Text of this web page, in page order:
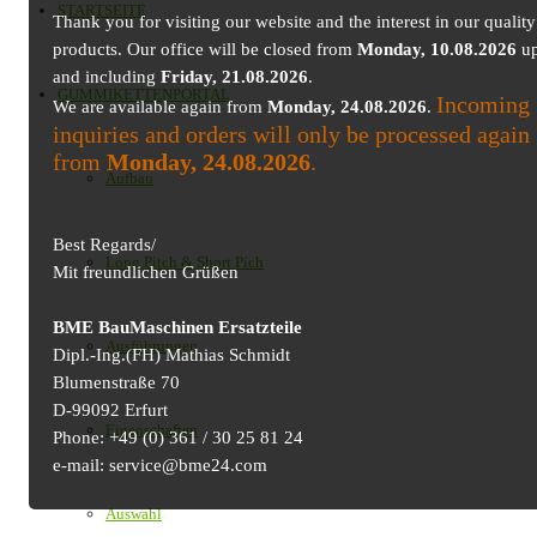
STARTSEITE
GUMMIKETTENPORTAL
Aufbau
Long Pitch & Short Pich
Ausführungen
Eigenschaften
Auswahl
Thank you for visiting our website and the interest in our quality
products. Our office will be closed from Monday, 10.08.2026
and including Friday, 21.08.2026.
We are available again from Monday, 24.08.2026. Incoming
inquiries and orders will only be processed again
from Monday, 24.08.2026.
Best Regards/
Mit freundlichen Grüßen
BME BauMaschinen Ersatzteile
Dipl.-Ing.(FH) Mathias Schmidt
Blumenstraße 70
D-99092 Erfurt
Phone: +49 (0) 361 / 30 25 81 24
e-mail: service@bme24.com